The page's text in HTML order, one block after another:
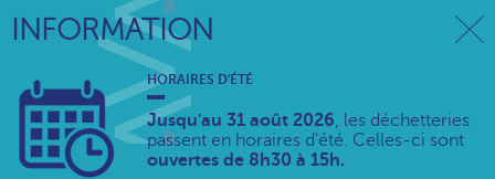
INFORMATION
HORAIRES D'ÉTÉ
Jusqu'au 31 août 2026, les déchetteries
passent en horaires d'été. Celles-ci sont
ouvertes de 8h30 à 15h.